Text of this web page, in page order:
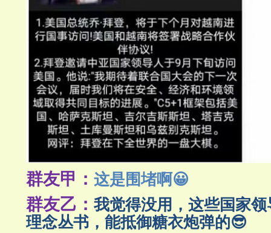
群友甲： 这是围堵啊😀
群友乙： 我觉得没用，这些国家
理念丛书，能抵御糖衣炮弹的😎